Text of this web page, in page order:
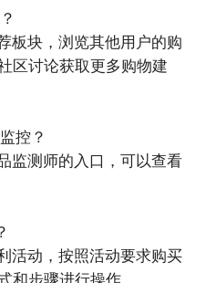
板块，浏览其他用户的购
区讨论获取更多购物建
控？
监测师的入口，可以查看
活动，按照活动要求购买
和步骤进行操作。